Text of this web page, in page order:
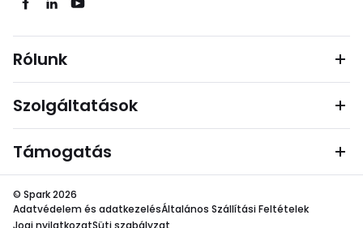
Rólunk
Szolgáltatások
Támogatás
© Spark 2026
Adatvédelem és adatkezelésÁltalános Szállítási Feltételek
Jogi nyilatkozatSüti szabályzat